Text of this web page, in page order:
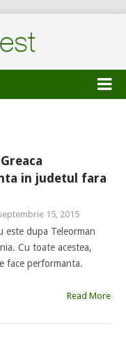
in judetul fara
15, 2015
este dupa Teleorman
Cu toate acestea,
face performanta.
Read More